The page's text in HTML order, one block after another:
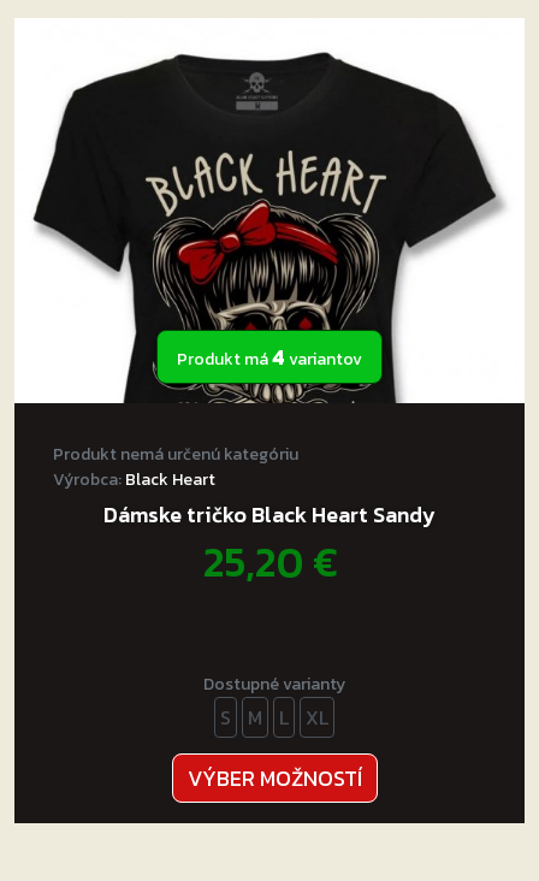
variantov.
si
na
produktu.
Produkt má4variantov
Produkt nemá určenú kategóriu
Výrobca:Black Heart
Dámske tričko Black Heart Sandy
25,20€
Dostupné varianty
S M L XL
VÝBER MOŽNOSTÍ
produkt
má